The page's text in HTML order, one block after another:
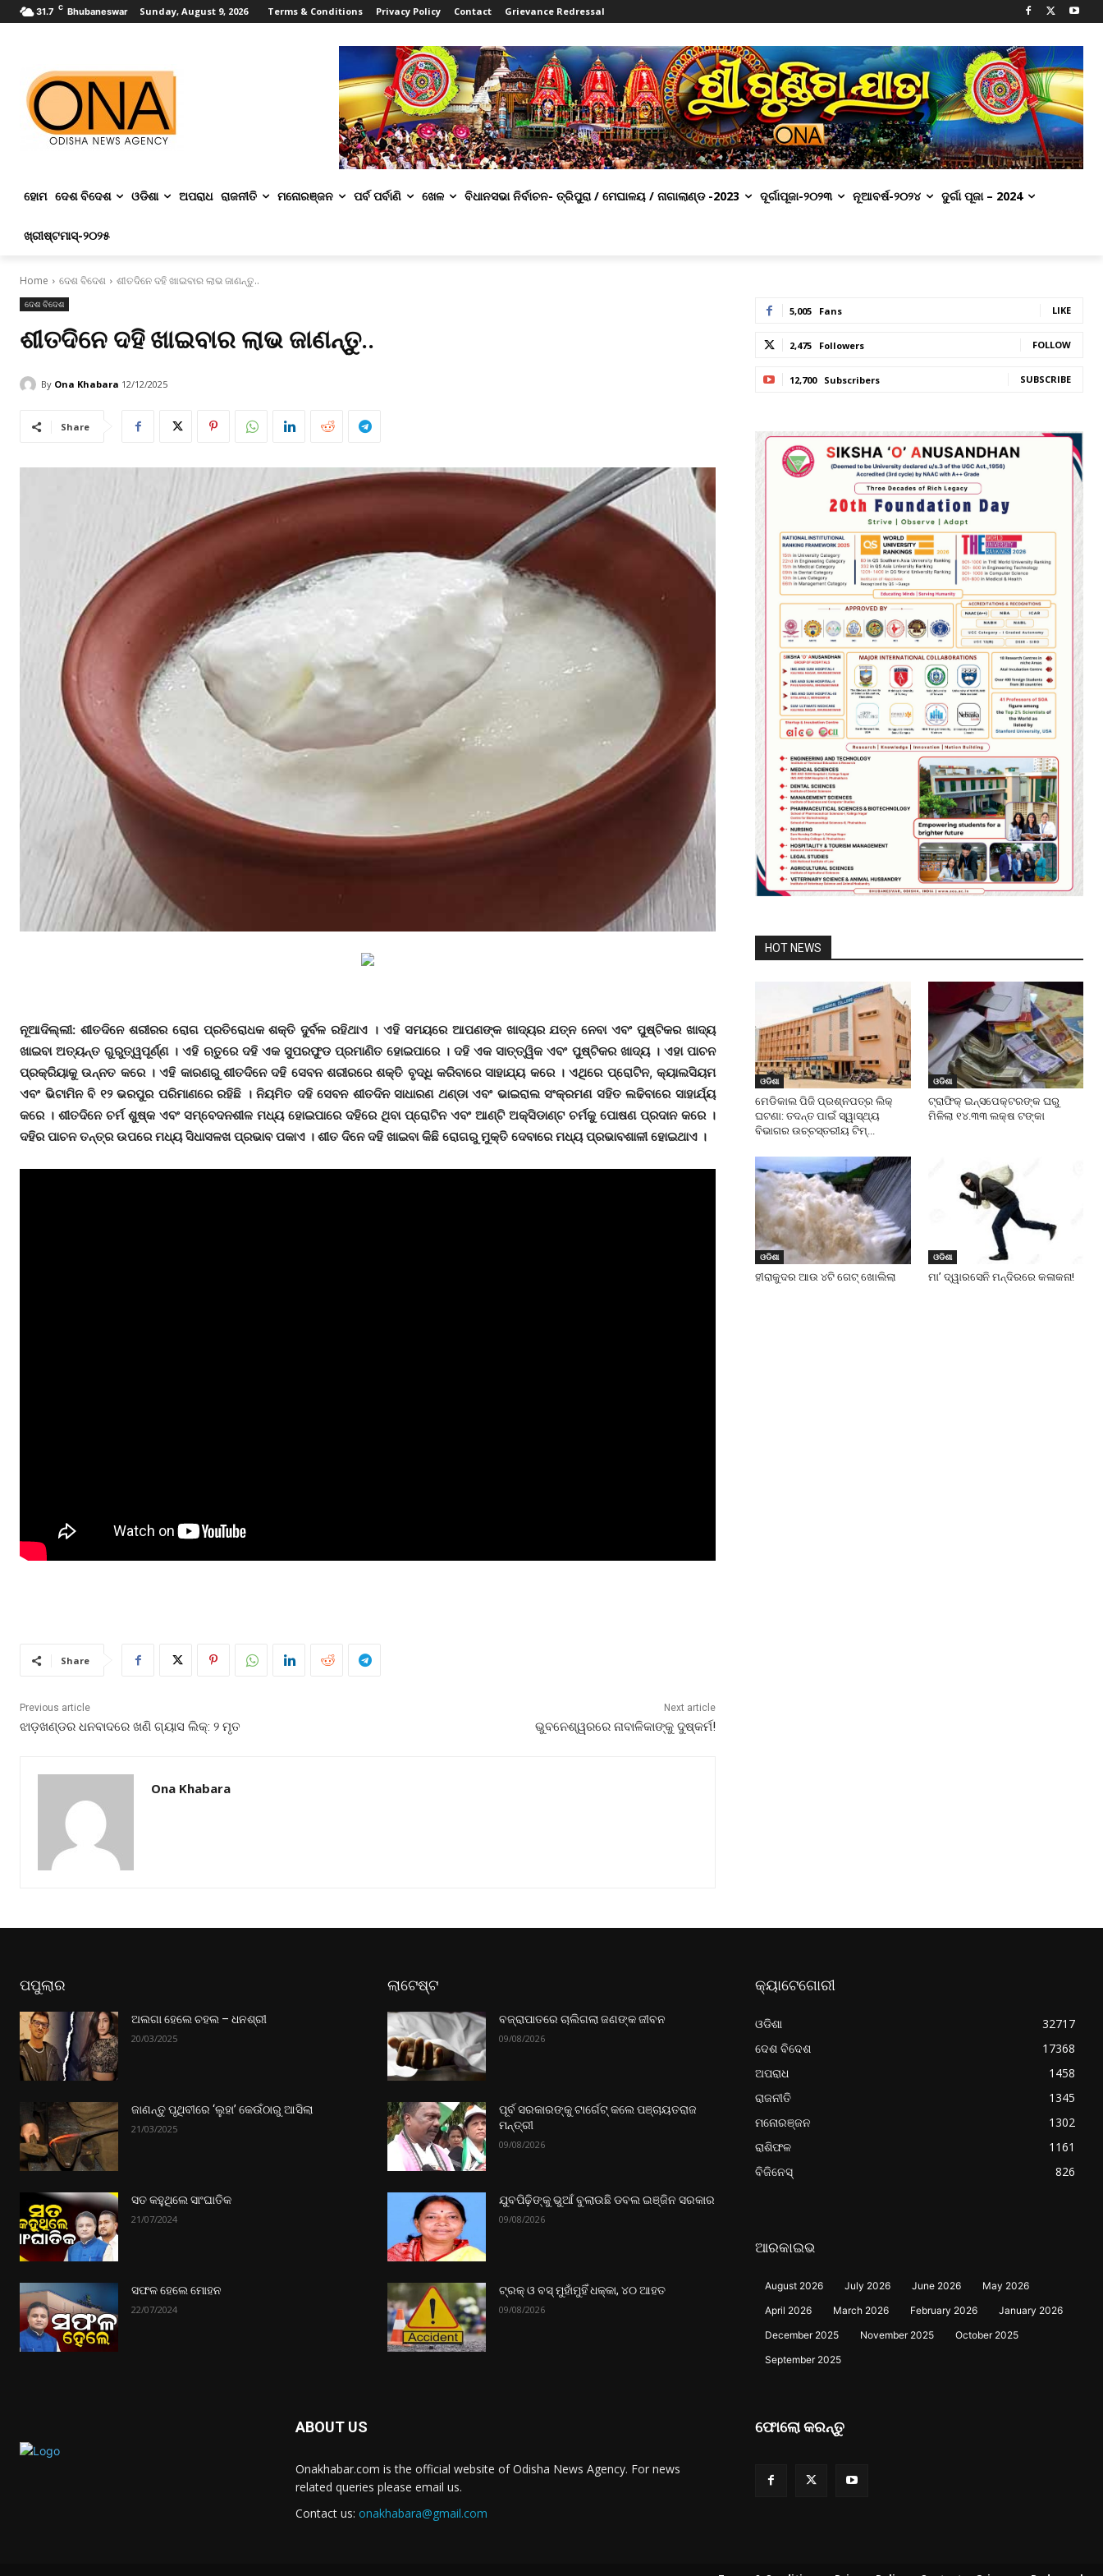
31.7 C Bhubaneswar Sunday, August 9, 2026 Terms & Conditions Privacy Policy Contact Grievance Redressal
ହୋମ ଦେଶ ବିଦେଶ ଓଡିଶା ଅପରାଧ ରାଜନୀତି ମନୋରଞ୍ଜନ ପର୍ବ ପର୍ବାଣି ଖେଳ ବିଧାନସଭା ନିର୍ବାଚନ- ତ୍ରିପୁରା / ମେଘାଳୟ / ନାଗାଲାଣ୍ଡ -2023 ଦୂର୍ଗାପୂଜା-୨୦୨୩ ନୂଆବର୍ଷ-୨୦୨୪ ଦୁର୍ଗା ପୂଜା – 2024
ଖ୍ରୀଷ୍ଟମାସ୍‌-୨୦୨୫
Home ଦେଶ ବିଦେଶ ଶୀତଦିନେ ଦହି ଖାଇବାର ଲାଭ ଜାଣନ୍ତୁ..
ଦେଶ ବିଦେଶ
ଶୀତଦିନେ ଦହି ଖାଇବାର ଲାଭ ଜାଣନ୍ତୁ..
By Ona Khabara 12/12/2025
Share
ନୂଆଦିଲ୍ଲୀ: ଶୀତଦିନେ ଶରୀରର ରୋଗ ପ୍ରତିରୋଧକ ଶକ୍ତି ଦୁର୍ବଳ ରହିଥାଏ । ଏହି ସମୟରେ ଆପଣଙ୍କ ଖାଦ୍ୟର ଯତ୍ନ ନେବା ଏବଂ ପୁଷ୍ଟିକର ଖାଦ୍ୟ
ଖାଇବା ଅତ୍ୟନ୍ତ ଗୁରୁତ୍ୱପୂର୍ଣ୍ଣ । ଏହି ଋତୁରେ ଦହି ଏକ ସୁପରଫୁଡ ପ୍ରମାଣିତ ହୋଇପାରେ । ଦହି ଏକ ସାତ୍ତ୍ୱିକ ଏବଂ ପୁଷ୍ଟିକର ଖାଦ୍ୟ । ଏହା ପାଚନ
ପ୍ରକ୍ରିୟାକୁ ଉନ୍ନତ କରେ । ଏହି କାରଣରୁ ଶୀତଦିନେ ଦହି ସେବନ ଶରୀରରେ ଶକ୍ତି ବୃଦ୍ଧି କରିବାରେ ସାହାଯ୍ୟ କରେ । ଏଥିରେ ପ୍ରୋଟିନ, କ୍ୟାଲସିୟମ
ଏବଂ ଭିଟାମିନ ବି ୧୨ ଭରପୁର ପରିମାଣରେ ରହିଛି । ନିୟମିତ ଦହି ସେବନ ଶୀତଦିନ ସାଧାରଣ ଥଣ୍ଡା ଏବଂ ଭାଇରାଲ ସଂକ୍ରମଣ ସହିତ ଲଢିବାରେ ସାହାର୍ଯ୍ୟ
କରେ । ଶୀତଦିନେ ଚର୍ମ ଶୁଷ୍କ ଏବଂ ସମ୍ବେଦନଶୀଳ ମଧ୍ୟ ହୋଇପାରେ ଦହିରେ ଥିବା ପ୍ରୋଟିନ ଏବଂ ଆଣ୍ଟି ଅକ୍ସିଡାଣ୍ଟ ଚର୍ମକୁ ପୋଷଣ ପ୍ରଦାନ କରେ ।
ଦହିର ପାଚନ ତନ୍ତ୍ର ଉପରେ ମଧ୍ୟ ସିଧାସଳଖ ପ୍ରଭାବ ପକାଏ । ଶୀତ ଦିନେ ଦହି ଖାଇବା କିଛି ରୋଗରୁ ମୁକ୍ତି ଦେବାରେ ମଧ୍ୟ ପ୍ରଭାବଶାଳୀ ହୋଇଥାଏ ।
Share
Previous article
ଝାଡ଼ଖଣ୍ଡର ଧନବାଦରେ ଖଣି ଗ୍ୟାସ ଲିକ୍: ୨ ମୃତ
Next article
ଭୁବନେଶ୍ୱରରେ ନାବାଳିକାଙ୍କୁ ଦୁଷ୍କର୍ମ!
Ona Khabara
5,005 Fans LIKE
2,475 Followers FOLLOW
12,700 Subscribers SUBSCRIBE
HOT NEWS
ଓଡିଶା
ମେଡିକାଲ ପିଜି ପ୍ରଶ୍ନପତ୍ର ଲିକ୍
ଘଟଣା: ତଦନ୍ତ ପାଇଁ ସ୍ୱାସ୍ଥ୍ୟ
ବିଭାଗର ଉଚ୍ଚସ୍ତରୀୟ ଟିମ୍...
ଓଡିଶା
ଟ୍ରାଫିକ୍ ଇନ୍ସପେକ୍ଟରଙ୍କ ଘରୁ
ମିଳିଲା ୧୪.୩୩ ଲକ୍ଷ ଟଙ୍କା
ଓଡିଶା
ହୀରାକୁଦର ଆଉ ୪ଟି ଗେଟ୍‌ ଖୋଲିଲା
ଓଡିଶା
ମା’ ଦ୍ୱାରସେନି ମନ୍ଦିରରେ କଳାକନା!
ପପୁଲାର
ଅଲଗା ହେଲେ ଚହଲ – ଧନଶ୍ରୀ
20/03/2025
ଜାଣନ୍ତୁ ପୃଥିବୀରେ ‘ଲୁହା’ କେଉଁଠାରୁ ଆସିଲା
21/03/2025
ସତ କହୁଥିଲେ ସାଂଘାତିକ
21/07/2024
ସଫଳ ହେଲେ ମୋହନ
22/07/2024
ଲାଟେଷ୍ଟ
ବଜ୍ରାପାତରେ ଚାଲିଗଲା ଜଣଙ୍କ ଜୀବନ
09/08/2026
ପୂର୍ବ ସରକାରଙ୍କୁ ଟାର୍ଗେଟ୍ କଲେ ପଞ୍ଚାୟତରାଜ
ମନ୍ତ୍ରୀ
09/08/2026
ଯୁବପିଢ଼ିଙ୍କୁ ଭୁଆଁ ବୁଲାଉଛି ଡବଲ ଇଞ୍ଜିନ ସରକାର
09/08/2026
ଟ୍ରକ୍ ଓ ବସ୍ ମୁହାଁମୁହିଁ ଧକ୍କା, ୪୦ ଆହତ
09/08/2026
କ୍ୟାଟେଗୋରୀ
ଓଡିଶା
32717
ଦେଶ ବିଦେଶ
17368
ଅପରାଧ
1458
ରାଜନୀତି
1345
ମନୋରଞ୍ଜନ
1302
ରାଶିଫଳ
1161
ବିଜିନେସ୍
826
ଆରକାଇଭ
August 2026 July 2026 June 2026
May 2026
April 2026
March 2026 February 2026
January 2026
December 2025
November 2025
October 2025
September 2025
ABOUT US
Onakhabar.com is the official website of Odisha News Agency. For news
related queries please email us.
Contact us: onakhabara@gmail.com
ଫୋଲୋ କରନ୍ତୁ